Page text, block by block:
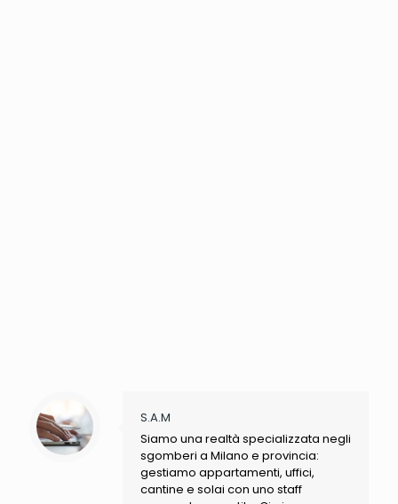
S.A.M
Siamo una realtà specializzata negli
sgomberi a Milano e provincia:
gestiamo appartamenti, uffici,
cantine e solai con uno staff